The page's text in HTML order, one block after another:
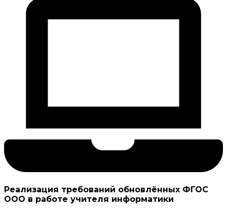
Реализация требований обновлённых ФГОС
ООО в работе учителя информатики